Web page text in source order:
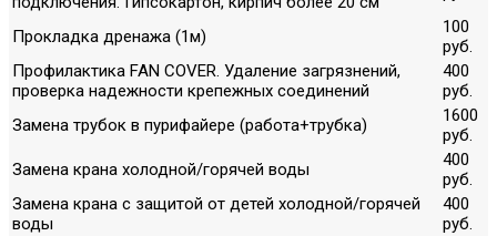
Прокладка дренажа (1м)
100
руб.
Профилактика FAN COVER. Удаление загрязнений,
проверка надежности крепежных соединений
400
руб.
Замена трубок в пурифайере (работа+трубка)
1600
руб.
Замена крана холодной/горячей воды
400
руб.
Замена крана с защитой от детей холодной/горячей
воды
400
руб.